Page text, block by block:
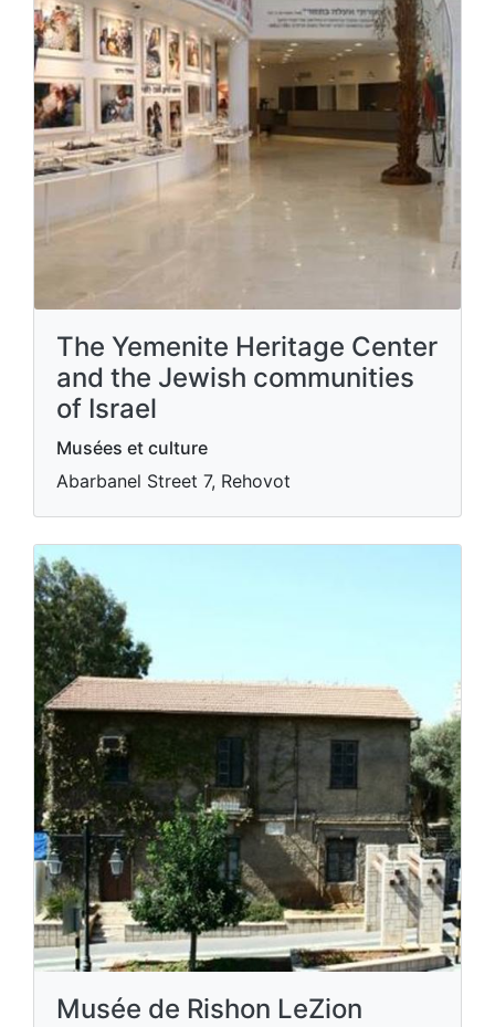
The Yemenite Heritage Center
and the Jewish communities
of Israel
Musées et culture
Abarbanel Street 7, Rehovot
Musée de Rishon LeZion